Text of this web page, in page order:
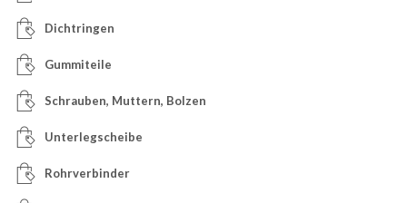
Dichtringen
Gummiteile
Schrauben, Muttern, Bolzen
Unterlegscheibe
Rohrverbinder